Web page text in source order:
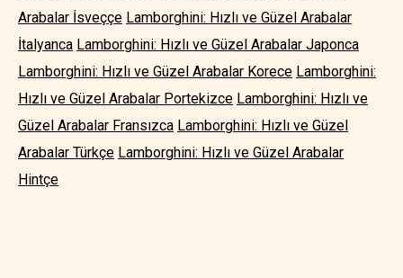
Arabalar İsveççe Lamborghini: Hızlı ve Güzel Arabalar
İtalyanca Lamborghini: Hızlı ve Güzel Arabalar Japonca
Lamborghini: Hızlı ve Güzel Arabalar Korece Lamborghini:
Hızlı ve Güzel Arabalar Portekizce Lamborghini: Hızlı ve
Güzel Arabalar Fransızca Lamborghini: Hızlı ve Güzel
Arabalar Türkçe Lamborghini: Hızlı ve Güzel Arabalar
Hintçe